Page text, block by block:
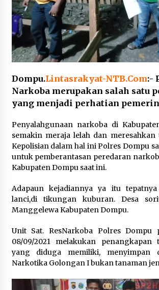
Pelarian terduga Otak Curanmor di
kempo, Berakhir di tangan Tim Opsnal Polsek
Kempo
3 minggu ago
Tim Opsnal Polsek Kempo Amankan salah
selama Sepekan
4 minggu ago
Terduga Curanmor yang sempat jadi DPO
selama Sepekan
4 minggu ago
Sekjen GTKN Desak Revisi PermenPANRB
Nomor 9 Tahun 2026, Soroti Ketidakpastian
Keterbatasan Fiskal Daerah
4 minggu ago
Polsek Pekat Kawal Aksi Petani Tebu Secara
Kesepakatan Awal Demi Menjaga
1 bulan ago
SATRESNARKOBA POLRES DOMPU AMANKAN
TERDUGA PELAKU NARKOTIKA DI KECAMATAN
1 bulan ago
Dompu.Lintasrakyat-NTB.Com:-
Narkoba merupakan salah satu
yang menjadi perhatian
Penyalahgunaan narkoba di
semakin meraja lelah dan
Kepolisian dalam hal ini Polres Dompu
untuk pemberantasan peredaran
Kabupaten Dompu saat ini.
Adapaun kejadiannya ya itu
lanci,di tikungan kuburan. Desa
Manggelewa Kabupaten Dompu.
Unit Sat. ResNarkoba Polres Dompu
08/09/2021 melakukan penangkapan
yang diduga memiliki, menyimpan
Narkotika Golongan I bukan tanaman